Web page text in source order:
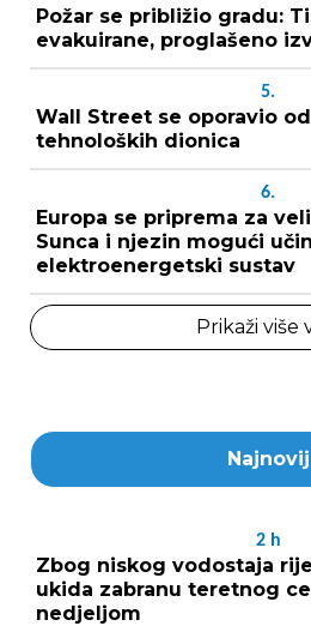
Požar se približio gradu:
evakuirane, proglašeno
5.
Wall Street se oporavio
tehnoloških dionica
6.
Europa se priprema za
Sunca i njezin mogući
elektroenergetski sustav
Prikaži više
2 h
Zbog niskog vodostaja
ukida zabranu teretnog
nedjeljom